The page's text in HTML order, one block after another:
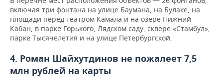
включая три фонтана на улице Баумана, на Булаке, на
площади перед театром Камала и на озере Нижний
Кабан, в парке Горького, Лядском саду, сквере «Стамбул»,
парке Тысячелетия и на улице Петербургской.
4. Роман Шайхутдинов не пожалеет 7,5
млн рублей на карты